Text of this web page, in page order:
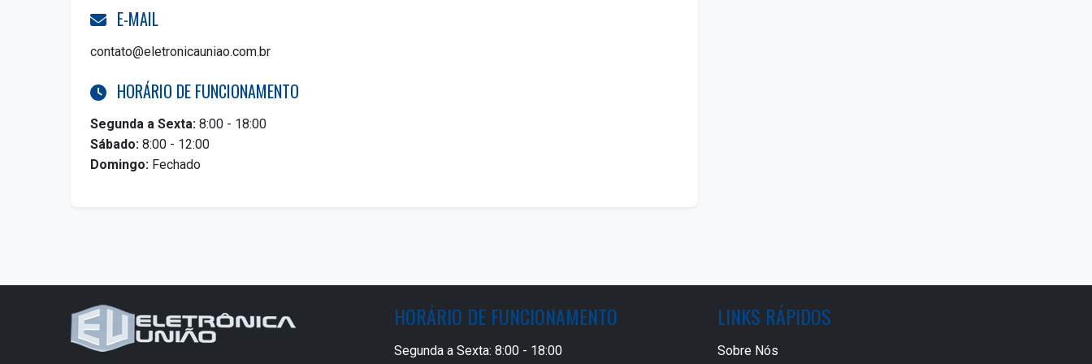
E-MAIL
contato@eletronicauniao.com.br
HORÁRIO DE FUNCIONAMENTO
Segunda a Sexta: 8:00 - 18:00
Sábado: 8:00 - 12:00
Domingo: Fechado
HORÁRIO DE FUNCIONAMENTO
Segunda a Sexta: 8:00 - 18:00
LINKS RÁPIDOS
Sobre Nós